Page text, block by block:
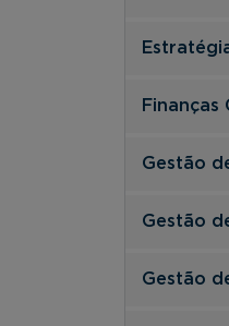
Gestão
Gestão
Gestão